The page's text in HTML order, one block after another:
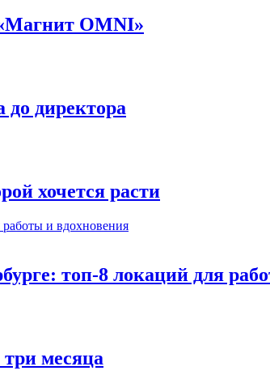
OMNI»
до директора
хочется расти
топ-8 локаций для
месяца